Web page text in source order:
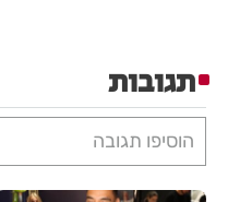
תגובות
הוסיפו תגובה